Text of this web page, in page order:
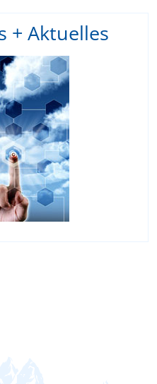
+ Aktuelles